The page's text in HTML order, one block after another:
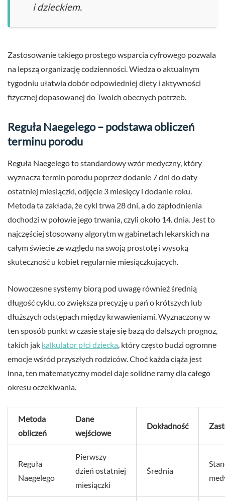
i dzieckiem.
Zastosowanie takiego prostego wsparcia cyfrowego pozwala
na lepszą organizację codzienności. Wiedza o aktualnym
tygodniu ułatwia dobór odpowiedniej diety i aktywności
fizycznej dopasowanej do Twoich obecnych potrzeb.
Reguła Naegelego – podstawa obliczeń
terminu porodu
Reguła Naegelego to standardowy wzór medyczny, który
wyznacza termin porodu poprzez dodanie 7 dni do daty
ostatniej miesiączki, odjęcie 3 miesięcy i dodanie roku.
Metoda ta zakłada, że cykl trwa 28 dni, a do zapłodnienia
dochodzi w połowie jego trwania, czyli około 14. dnia. Jest to
najczęściej stosowany algorytm w gabinetach lekarskich na
całym świecie ze względu na swoją prostotę i wysoką
skuteczność u kobiet regularnie miesiączkujących.
Nowoczesne systemy biorą pod uwagę również średnią
długość cyklu, co zwiększa precyzję u pań o krótszych lub
dłuższych odstępach między krwawieniami. Wyznaczony w
ten sposób punkt w czasie staje się bazą do dalszych prognoz,
takich jak kalkulator płci dziecka , który często budzi ogromne
emocje wśród przyszłych rodziców. Choć każda ciąża jest
inna, ten matematyczny model daje solidne ramy dla całego
okresu oczekiwania.
Metoda
obliczeń
Dane
wejściowe
Dokładność
Reguła
Naegelego
Pierwszy
dzień ostatniej
miesiączki
Średnia